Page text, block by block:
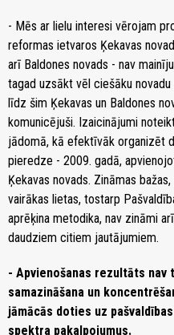
- Mēs ar lielu interesi vērojam
reformas ietvaros Ķekavas
arī Baldones novads - nav
tagad uzsākt vēl ciešāku
līdz šim Ķekavas un Baldones
komunicējuši. Izaicinājumi
jādomā, kā efektīvāk organizēt
pieredze - 2009. gadā,
Ķekavas novads. Zināmas
vairākas lietas, tostarp
aprēķina metodika, nav zināmi
daudziem citiem jautājumiem.
- Apvienošanas rezultāts
samazināšana un
jāmācās doties uz
spektra pakalpojumus.